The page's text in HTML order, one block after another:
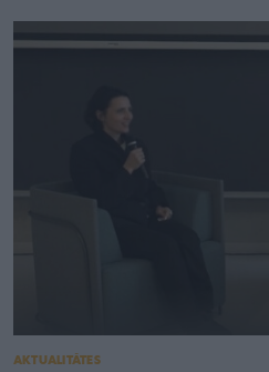
AKTUALITĀTES